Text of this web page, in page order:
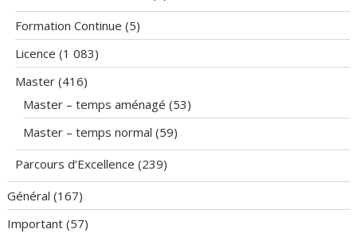
Formation Continue (5)
Licence (1 083)
Master (416)
Master – temps aménagé (53)
Master – temps normal (59)
Parcours d’Excellence (239)
Général (167)
Important (57)